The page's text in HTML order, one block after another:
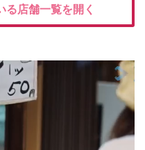
店舗一覧を開く